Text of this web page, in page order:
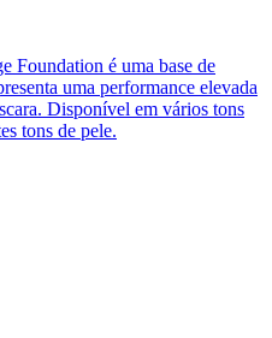
Foundation é uma base de
uma performance elevada
Disponível em vários tons
tons de pele.